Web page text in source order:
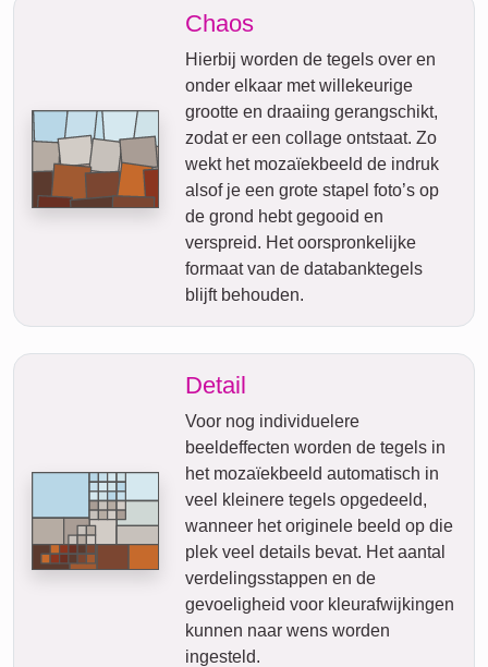
Chaos
Hierbij worden de tegels over en
onder elkaar met willekeurige
grootte en draaiing gerangschikt,
zodat er een collage ontstaat. Zo
wekt het mozaïekbeeld de indruk
alsof je een grote stapel foto’s op
de grond hebt gegooid en
verspreid. Het oorspronkelijke
formaat van de databanktegels
blijft behouden.
Detail
Voor nog individuelere
beeldeffecten worden de tegels in
het mozaïekbeeld automatisch in
veel kleinere tegels opgedeeld,
wanneer het originele beeld op die
plek veel details bevat. Het aantal
verdelingsstappen en de
gevoeligheid voor kleurafwijkingen
kunnen naar wens worden
ingesteld.